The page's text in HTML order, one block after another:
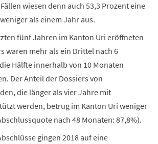
wiesen denn auch 53,3 Prozent eine
als einem Jahr aus.
fünf Jahren im Kanton Uri eröffneten
waren mehr als ein Drittel nach 6
Hälfte innerhalb von 10 Monaten
Der Anteil der Dossiers von
die länger als vier Jahre mit
werden, betrug im Kanton Uri weniger
nach 48 Monaten: 87,8%).
gingen 2018 auf eine